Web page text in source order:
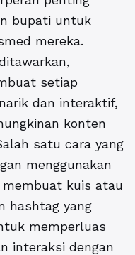
bupati untuk
mereka.
setiap
dan interaktif,
konten
satu cara yang
menggunakan
membuat kuis atau
hashtag yang
memperluas
interaksi dengan